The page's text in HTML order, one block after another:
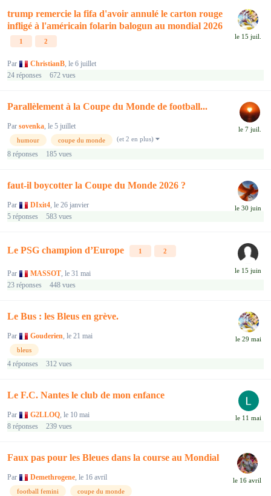
trump remercie la fifa d'avoir annulé le carton rouge
infligé à l'américain folarin balogun au mondial 2026
1 2
Par ChristianB le 6 juillet
24 réponses 672 vues
Parallèlement à la Coupe du Monde de football...
Par sovenka le 5 juillet
humour coupe du monde (et 2 en plus)
8 réponses 185 vues
faut-il boycotter la Coupe du Monde 2026 ?
Par DIxit4, le 26 janvier
5 réponses 583 vues
Le PSG champion d’Europe 1 2
Par MASSOT, le 31 mai
23 réponses 448 vues
Le Bus : les Bleus en grève.
Par Gouderien, le 21 mai
bleus
4 réponses 312 vues
Le F.C. Nantes le club de mon enfance
Par G2LLOQ, le 10 mai
8 réponses 239 vues
Faux pas pour les Bleues dans la course au Mondial
Par Demethrogene, le 16 avril
football femini coupe du monde